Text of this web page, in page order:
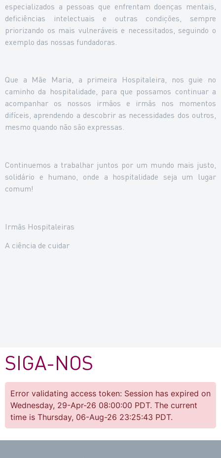
especializados a pessoas que enfrentam doenças mentais,
deficiências intelectuais e outras condições, sempre
priorizando os mais vulneráveis e necessitados, seguindo o
exemplo das nossas fundadoras.
Que a Mãe Maria, a primeira Hospitaleira, nos guie no
caminho da hospitalidade, para que possamos continuar a
acompanhar os nossos irmãos e irmãs nos momentos
difíceis, aprendendo a descobrir as necessidades dos outros,
mesmo quando não são expressas.
Continuemos a trabalhar juntos por um mundo mais justo,
solidário e humano, onde a hospitalidade seja um lugar
comum!
Irmãs Hospitaleiras
A ciência de cuidar
SIGA-NOS
Error validating access token: Session has expired on
Wednesday, 29-Apr-26 08:00:00 PDT. The current
time is Thursday, 06-Aug-26 23:25:43 PDT.